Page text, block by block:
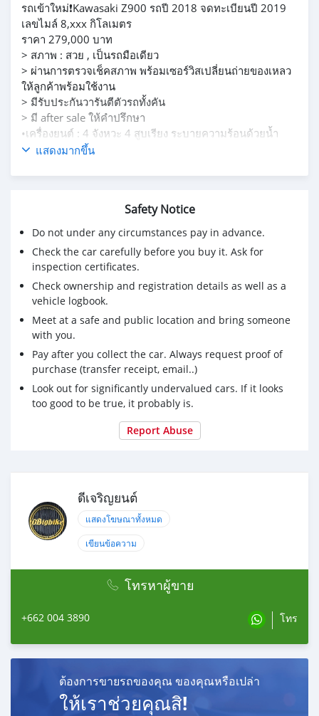
รถเข้าใหม่❗Kawasaki Z900 รถปี 2018 จดทะเบียนปี 2019
เลขไมล์ 8,xxx กิโลเมตร
ราคา 279,000 บาท
> สภาพ : สวย , เป็นรถมือเดียว
> ผ่านการตรวจเช็คสภาพ พร้อมเซอร์วิสเปลี่ยนถ่ายของเหลว
ให้ลูกค้าพร้อมใช้งาน
> มีรับประกันวารันตีตัวรถทั้งคัน
> มี after sale ให้คำปรึกษา
•เครื่องยนต์ : 4 จังหวะ 4 สูบเรียง ระบายความร้อนด้วยน้ำ
DOHC 4 วาล์วต่อลูกสูบ
•แรงม้า : 125 แรงม้า ที่ 9,500 รอบ/นาที
•ความสูงเบาะนั่ง : 795 มิลลิเมตร
•น้ำหนักรถ : 210 กิโลกรัม
แสดงมากขึ้น
Safety Notice
Do not under any circumstances pay in advance.
Check the car carefully before you buy it. Ask for
inspection certificates.
Check ownership and registration details as well as a
vehicle logbook.
Meet at a safe and public location and bring someone
with you.
Pay after you collect the car. Always request proof of
purchase (transfer receipt, email..)
Look out for significantly undervalued cars. If it looks
too good to be true, it probably is.
Report Abuse
ดีเจริญยนต์
แสดงโฆษณาทั้งหมด
เขียนข้อความ
โทรหาผู้ขาย
+662 004 3890 โทร
ต้องการขายรถของคุณ ของคุณหรือเปล่า
ให้เราช่วยคุณสิ!